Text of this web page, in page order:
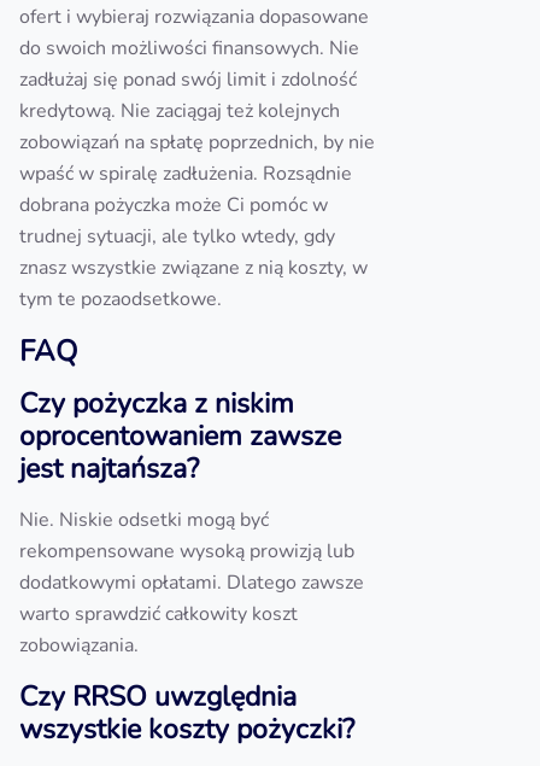
ofert i wybieraj rozwiązania dopasowane
do swoich możliwości finansowych. Nie
zadłużaj się ponad swój limit i zdolność
kredytową. Nie zaciągaj też kolejnych
zobowiązań na spłatę poprzednich, by nie
wpaść w spiralę zadłużenia. Rozsądnie
dobrana pożyczka może Ci pomóc w
trudnej sytuacji, ale tylko wtedy, gdy
znasz wszystkie związane z nią koszty, w
tym te pozaodsetkowe.
FAQ
Czy pożyczka z niskim
oprocentowaniem zawsze
jest najtańsza?
Nie. Niskie odsetki mogą być
rekompensowane wysoką prowizją lub
dodatkowymi opłatami. Dlatego zawsze
warto sprawdzić całkowity koszt
zobowiązania.
Czy RRSO uwzględnia
wszystkie koszty pożyczki?